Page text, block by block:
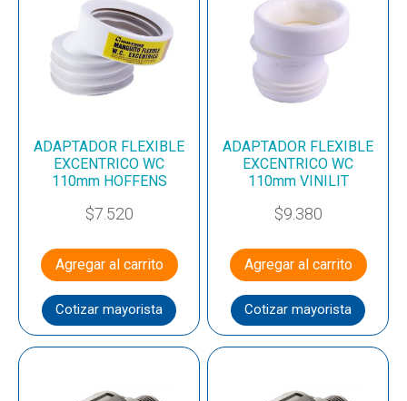
ADAPTADOR FLEXIBLE
EXCENTRICO WC
110mm HOFFENS
$7.520
Agregar al carrito
Cotizar mayorista
ADAPTADOR FLEXIBLE
EXCENTRICO WC
110mm VINILIT
$9.380
Agregar al carrito
Cotizar mayorista